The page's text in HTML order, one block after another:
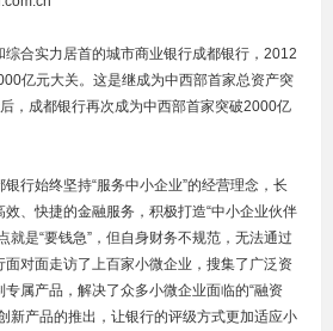
合实力居首的城市商业银行成都银行，2012
亿元大关。这是继成为中西部首家总资产突
，成都银行再次成为中西部首家突破2000亿
始终坚持“服务中小企业”的经营理念，长
、快捷的金融服务，积极打造“中小企业伙伴
就是“要钱急”，但自身财务不规范，无法通过
对面走访了上百家小微企业，搜集了广泛资
属产品，解决了众多小微企业面临的“融资
新产品的推出，让银行的评级方式更加适应小